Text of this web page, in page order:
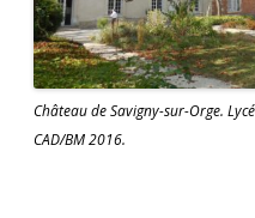
Château de Savigny-sur-Orge.
CAD/BM 2016.